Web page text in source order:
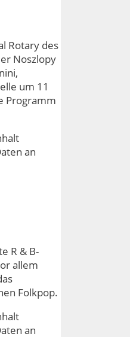
Rotary des
Noszlopy
um 11
Programm
an
R & B-
allem
Folkpop.
an